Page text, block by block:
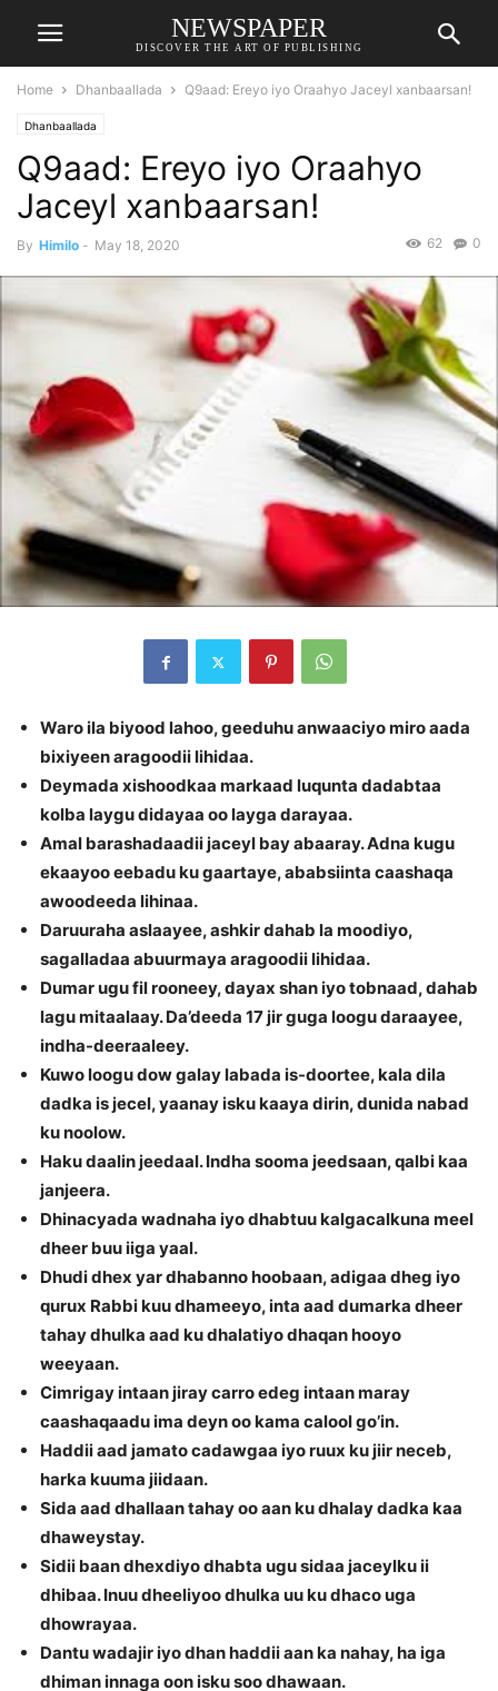
NEWSPAPER
DISCOVER THE ART OF PUBLISHING
Home Dhanbaallada Q9aad: Ereyo iyo Oraahyo Jaceyl xanbaarsan!
Dhanbaallada
Q9aad: Ereyo iyo Oraahyo
Jaceyl xanbaarsan!
By Himilo - May 18, 2020 0
62
Waro ila biyood lahoo, geeduhu anwaaciyo miro aada
bixiyeen aragoodii lihidaa.
Deymada xishoodkaa markaad luqunta dadabtaa
kolba laygu didayaa oo layga darayaa.
Amal barashadaadii jaceyl bay abaaray. Adna kugu
ekaayoo eebadu ku gaartaye, ababsiinta caashaqa
awoodeeda lihinaa.
Daruuraha aslaayee, ashkir dahab la moodiyo,
sagalladaa abuurmaya aragoodii lihidaa.
Dumar ugu fil rooneey, dayax shan iyo tobnaad, dahab
lagu mitaalaay. Da’deeda 17 jir guga loogu daraayee,
indha-deeraaleey.
Kuwo loogu dow galay labada is-doortee, kala dila
dadka is jecel, yaanay isku kaaya dirin, dunida nabad
ku noolow.
Haku daalin jeedaal. Indha sooma jeedsaan, qalbi kaa
janjeera.
Dhinacyada wadnaha iyo dhabtuu kalgacalkuna meel
dheer buu iiga yaal.
Dhudi dhex yar dhabanno hoobaan, adigaa dheg iyo
qurux Rabbi kuu dhameeyo, inta aad dumarka dheer
tahay dhulka aad ku dhalatiyo dhaqan hooyo
weeyaan.
Cimrigay intaan jiray carro edeg intaan maray
caashaqaadu ima deyn oo kama calool go’in.
Haddii aad jamato cadawgaa iyo ruux ku jiir neceb,
harka kuuma jiidaan.
Sida aad dhallaan tahay oo aan ku dhalay dadka kaa
dhaweystay.
Sidii baan dhexdiyo dhabta ugu sidaa jaceylku ii
dhibaa. Inuu dheeliyoo dhulka uu ku dhaco uga
dhowrayaa.
Dantu wadajir iyo dhan haddii aan ka nahay, ha iga
dhiman innaga oon isku soo dhawaan.